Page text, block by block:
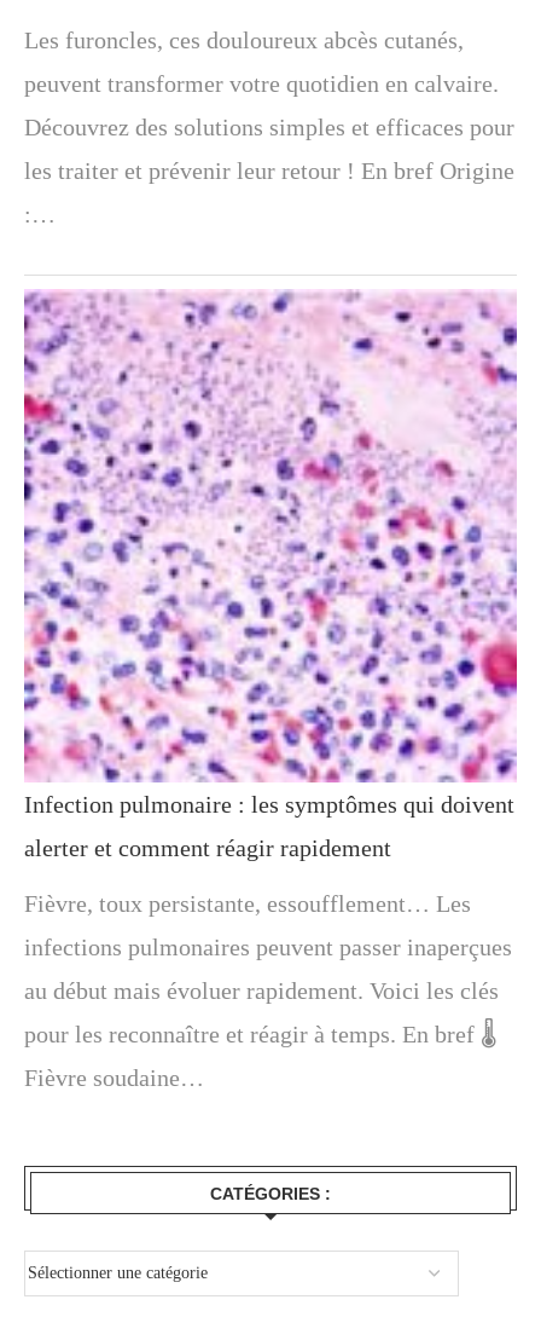
Les furoncles, ces douloureux abcès cutanés,
peuvent transformer votre quotidien en calvaire.
Découvrez des solutions simples et efficaces pour
les traiter et prévenir leur retour ! En bref Origine
:…
Infection pulmonaire : les symptômes qui doivent
alerter et comment réagir rapidement
Fièvre, toux persistante, essoufflement… Les
infections pulmonaires peuvent passer inaperçues
au début mais évoluer rapidement. Voici les clés
pour les reconnaître et réagir à temps. En bref 🌡️
Fièvre soudaine…
CATÉGORIES :